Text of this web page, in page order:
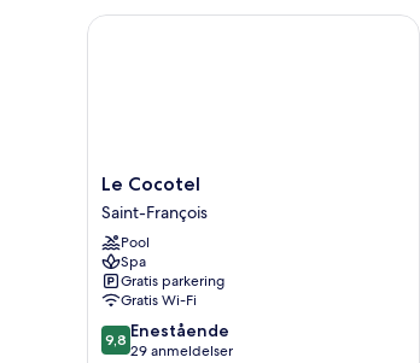
Le
Cocotel
Saint-
François
Le Cocotel
Saint-François
Pool
Spa
Gratis parkering
Gratis Wi-Fi
9.8
ud
9,8 Enestående
29 anmeldelser
Le Cocotel